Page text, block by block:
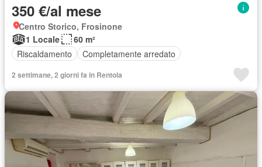
350 €/al mese
Centro Storico, Frosinone
1 Locale
60 m²
Riscaldamento
Completamente arredato
2 settimane, 2 giorni fa in Rentola